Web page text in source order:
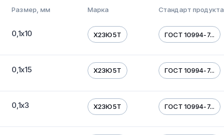
Размер, мм Марка Стандарт продукта
0,1х10 Х23Ю5Т ГОСТ 10994-7...
0,1х15 Х23Ю5Т ГОСТ 10994-7...
0,1х3 Х23Ю5Т ГОСТ 10994-7...